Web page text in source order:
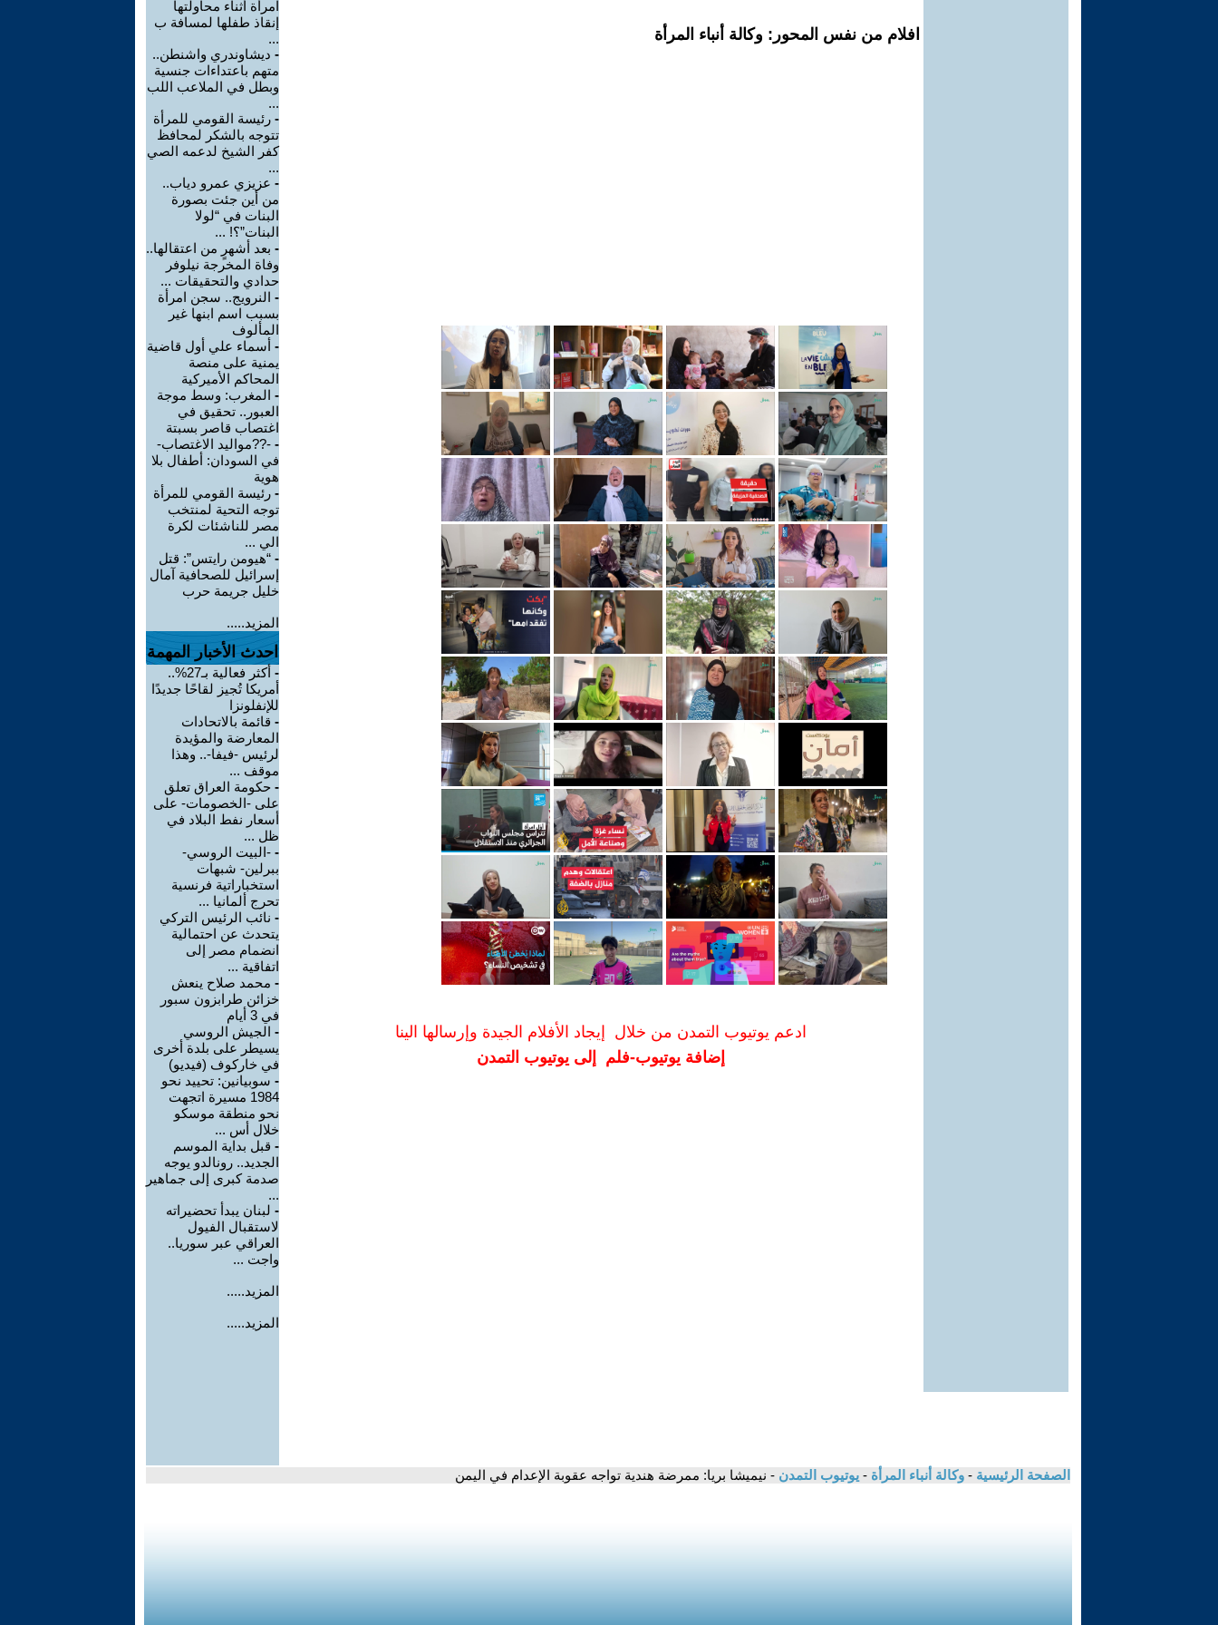
افلام من نفس المحور: وكالة أنباء المرأة
ادعم يوتيوب التمدن من خلال إيجاد الأفلام الجيدة وإرسالها الينا
إضافة يوتيوب-فلم إلى يوتيوب التمدن
امرأة أثناء محاولتها
إنقاذ طفلها لمسافة ب
...
- ديشاوندري واشنطن..
متهم باعتداءات جنسية
وبطل في الملاعب اللب
...
- رئيسة القومي للمرأة
تتوجه بالشكر لمحافظ
كفر الشيخ لدعمه الصي
...
- عزيزي عمرو دياب..
من أين جئت بصورة
البنات في “لولا
البنات”؟! ...
- بعد أشهرٍ من اعتقالها..
وفاة المخرجة نيلوفر
حدادي والتحقيقات ...
- النرويج.. سجن امرأة
بسبب اسم ابنها غير
المألوف
- أسماء علي أول قاضية
يمنية على منصة
المحاكم الأميركية
- المغرب: وسط موجة
العبور.. تحقيق في
اغتصاب قاصر بسبتة
- -??مواليد الاغتصاب-
في السودان: أطفال بلا
هوية
- رئيسة القومي للمرأة
توجه التحية لمنتخب
مصر للناشئات لكرة
الي ...
- “هيومن رايتس”: قتل
إسرائيل للصحافية آمال
خليل جريمة حرب
المزيد.....
احدث الأخبار المهمة
-
أكثر فعالية بـ27%..
أمريكا تُجيز لقاحًا جديدًا
للإنفلونزا
- قائمة بالاتحادات
المعارضة والمؤيدة
لرئيس -فيفا-.. وهذا
موقف ...
- حكومة العراق تعلق
على -الخصومات- على
أسعار نفط البلاد في
ظل ...
- -البيت الروسي-
ببرلين- شبهات
استخباراتية فرنسية
تحرج ألمانيا ...
- نائب الرئيس التركي
يتحدث عن احتمالية
انضمام مصر إلى
اتفاقية ...
- محمد صلاح ينعش
خزائن طرابزون سبور
في 3 أيام
- الجيش الروسي
يسيطر على بلدة أخرى
في خاركوف (فيديو)
- سوبيانين: تحييد نحو
1984 مسيرة اتجهت
نحو منطقة موسكو
خلال أس ...
- قبل بداية الموسم
الجديد.. رونالدو يوجه
صدمة كبرى إلى جماهير
...
- لبنان يبدأ تحضيراته
لاستقبال الفيول
العراقي عبر سوريا..
واجت ...
المزيد.....
المزيد.....
الصفحة الرئيسية - وكالة أنباء المرأة - يوتيوب التمدن - نيميشا بريا: ممرضة هندية تواجه عقوبة الإعدام في اليمن